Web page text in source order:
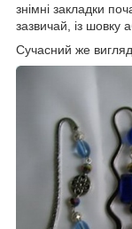
знімні закладки
зазвичай, із шовку
Сучасний же